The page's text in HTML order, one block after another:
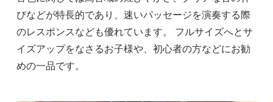
びなどが特長的であり、速いパッセージを演奏する際
のレスポンスなども優れています。 フルサイズへとサ
イズアップをなさるお子様や、初心者の方などにお勧
めの一品です。